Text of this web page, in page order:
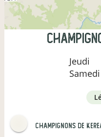
Jeudi
Samedi
champignons de